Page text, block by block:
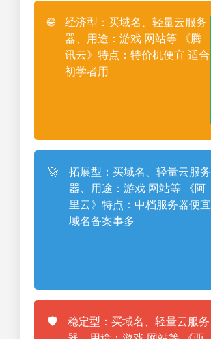
🌐
经济型：买域名、轻量云服务
器、用途：游戏 网站等 《腾
讯云》特点：特价机便宜 适合
初学者用
🚀
拓展型：买域名、轻量云服务
器、用途：游戏 网站等 《阿
里云》特点：中档服务器便宜
域名备案事多
🛡️
稳定型：买域名、轻量云服务